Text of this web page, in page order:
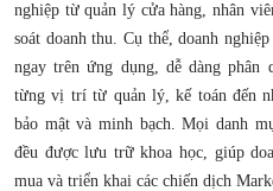
nghiệp từ quản lý cửa hàng, nhân
soát doanh thu. Cụ thể, doanh
ngay trên ứng dụng, dễ dàng phân
từng vị trí từ quản lý, kế toán đến
bảo mật và minh bạch. Mọi danh
đều được lưu trữ khoa học, giúp
mua và triển khai các chiến dịch